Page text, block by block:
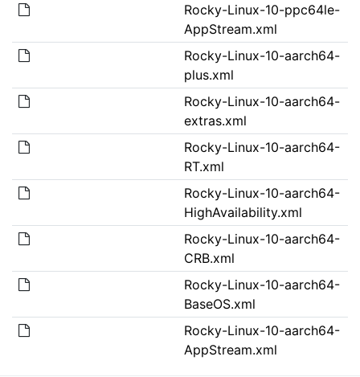
Rocky-Linux-10-ppc64le-
AppStream.xml
Rocky-Linux-10-aarch64-
plus.xml
Rocky-Linux-10-aarch64-
extras.xml
Rocky-Linux-10-aarch64-
RT.xml
Rocky-Linux-10-aarch64-
HighAvailability.xml
Rocky-Linux-10-aarch64-
CRB.xml
Rocky-Linux-10-aarch64-
BaseOS.xml
Rocky-Linux-10-aarch64-
AppStream.xml